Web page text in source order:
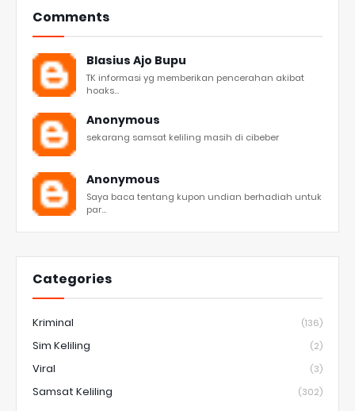
Comments
Blasius Ajo Bupu
TK informasi yg memberikan pencerahan akibat
hoaks...
Anonymous
sekarang samsat keliling masih di cibeber
Anonymous
Saya baca tentang kupon undian berhadiah untuk
par...
Categories
Kriminal (136)
Sim Keliling (2)
Viral (3)
Samsat Keliling (302)